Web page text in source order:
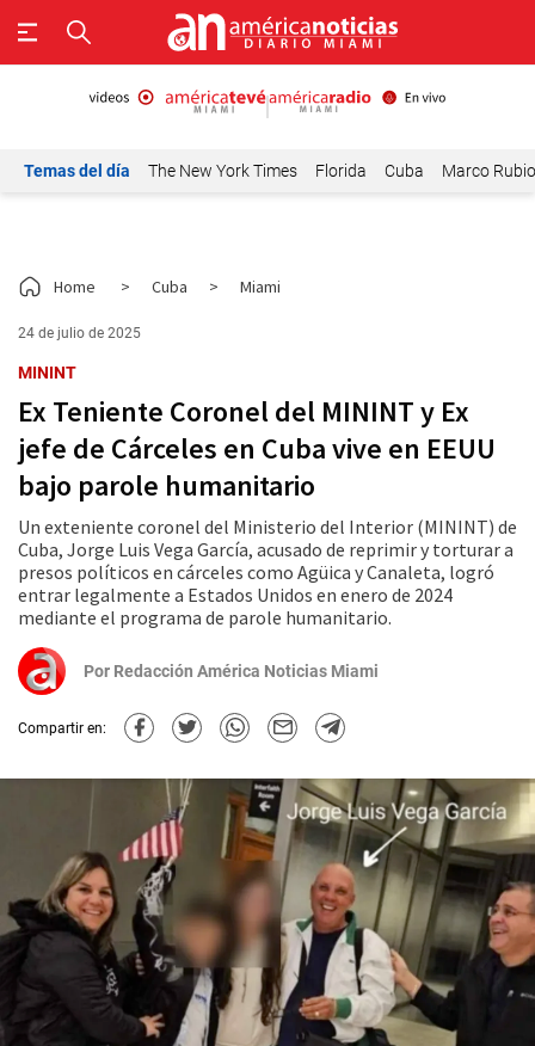
Temas del día The New York Times Florida Cuba Marco Rubio
Home > Cuba > Miami
24 de julio de 2025
MININT
Ex Teniente Coronel del MININT y Ex
jefe de Cárceles en Cuba vive en EEUU
bajo parole humanitario
Un exteniente coronel del Ministerio del Interior (MININT) de
Cuba, Jorge Luis Vega García, acusado de reprimir y torturar a
presos políticos en cárceles como Agüica y Canaleta, logró
entrar legalmente a Estados Unidos en enero de 2024
mediante el programa de parole humanitario.
Por Redacción América Noticias Miami
Compartir en: